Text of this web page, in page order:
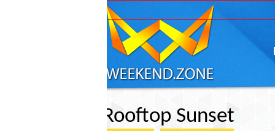
ГЛАВНАЯ
Sunset